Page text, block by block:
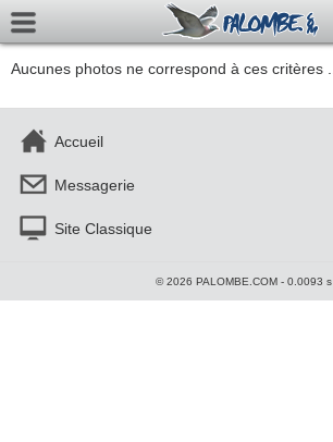
Aucunes photos ne correspond à ces critères ...
Accueil
Messagerie
Site Classique
© 2026 PALOMBE.COM - 0.0093 s